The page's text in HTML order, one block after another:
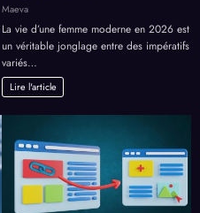
Maeva
La vie d’une femme moderne en 2026 est
un véritable jonglage entre des impératifs
variés…
Lire l'article